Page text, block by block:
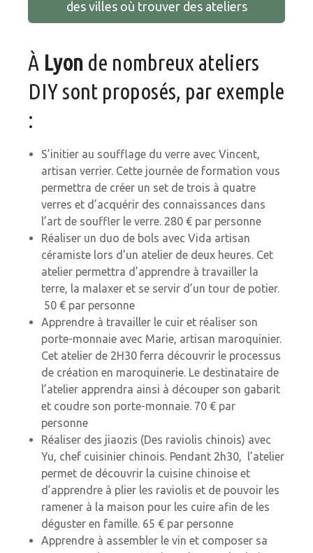
des villes où trouver des ateliers
À Lyon de nombreux ateliers
DIY sont proposés, par exemple
:
S’initier au soufflage du verre avec Vincent,
artisan verrier. Cette journée de formation vous
permettra de créer un set de trois à quatre
verres et d’acquérir des connaissances dans
l’art de souffler le verre. 280 € par personne
Réaliser un duo de bols avec Vida artisan
céramiste lors d’un atelier de deux heures. Cet
atelier permettra d’apprendre à travailler la
terre, la malaxer et se servir d’un tour de potier.
50 € par personne
Apprendre à travailler le cuir et réaliser son
porte-monnaie avec Marie, artisan maroquinier.
Cet atelier de 2H30 ferra découvrir le processus
de création en maroquinerie. Le destinataire de
l’atelier apprendra ainsi à découper son gabarit
et coudre son porte-monnaie. 70 € par
personne
Réaliser des jiaozis (Des raviolis chinois) avec
Yu, chef cuisinier chinois. Pendant 2h30, l’atelier
permet de découvrir la cuisine chinoise et
d’apprendre à plier les raviolis et de pouvoir les
ramener à la maison pour les cuire afin de les
déguster en famille. 65 € par personne
Apprendre à assembler le vin et composer sa